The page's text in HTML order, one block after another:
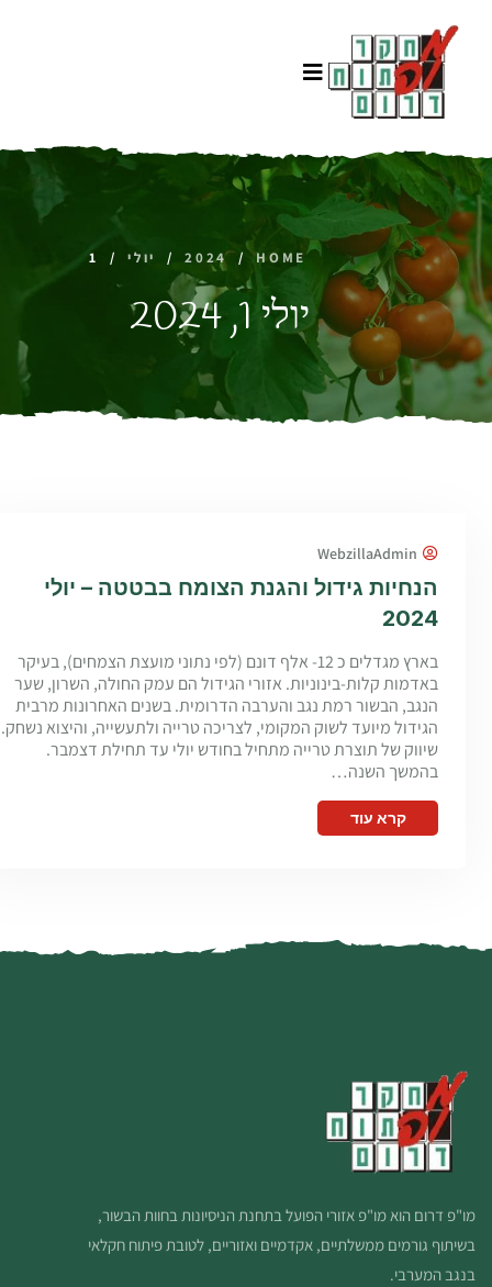
HOME
/
2024
/ יולי /
1
יולי 1, 2024
WebzillaAdmin
הנחיות גידול והגנת הצומח בבטטה – יולי
2024
בארץ מגדלים כ 12- אלף דונם (לפי נתוני מועצת הצמחים), בעיקר
באדמות קלות-בינוניות. אזורי הגידול הם עמק החולה, השרון, שער
הנגב, הבשור רמת נגב והערבה הדרומית. בשנים האחרונות מרבית
הגידול מיועד לשוק המקומי, לצריכה טרייה ולתעשייה, והיצוא נשחק.
שיווק של תוצרת טרייה מתחיל בחודש יולי עד תחילת דצמבר.
בהמשך השנה…
קרא עוד
מו"פ דרום הוא מו"פ אזורי הפועל בתחנת הניסיונות בחוות הבשור,
בשיתוף גורמים ממשלתיים, אקדמיים ואזוריים, לטובת פיתוח חקלאי
בנגב המערבי.